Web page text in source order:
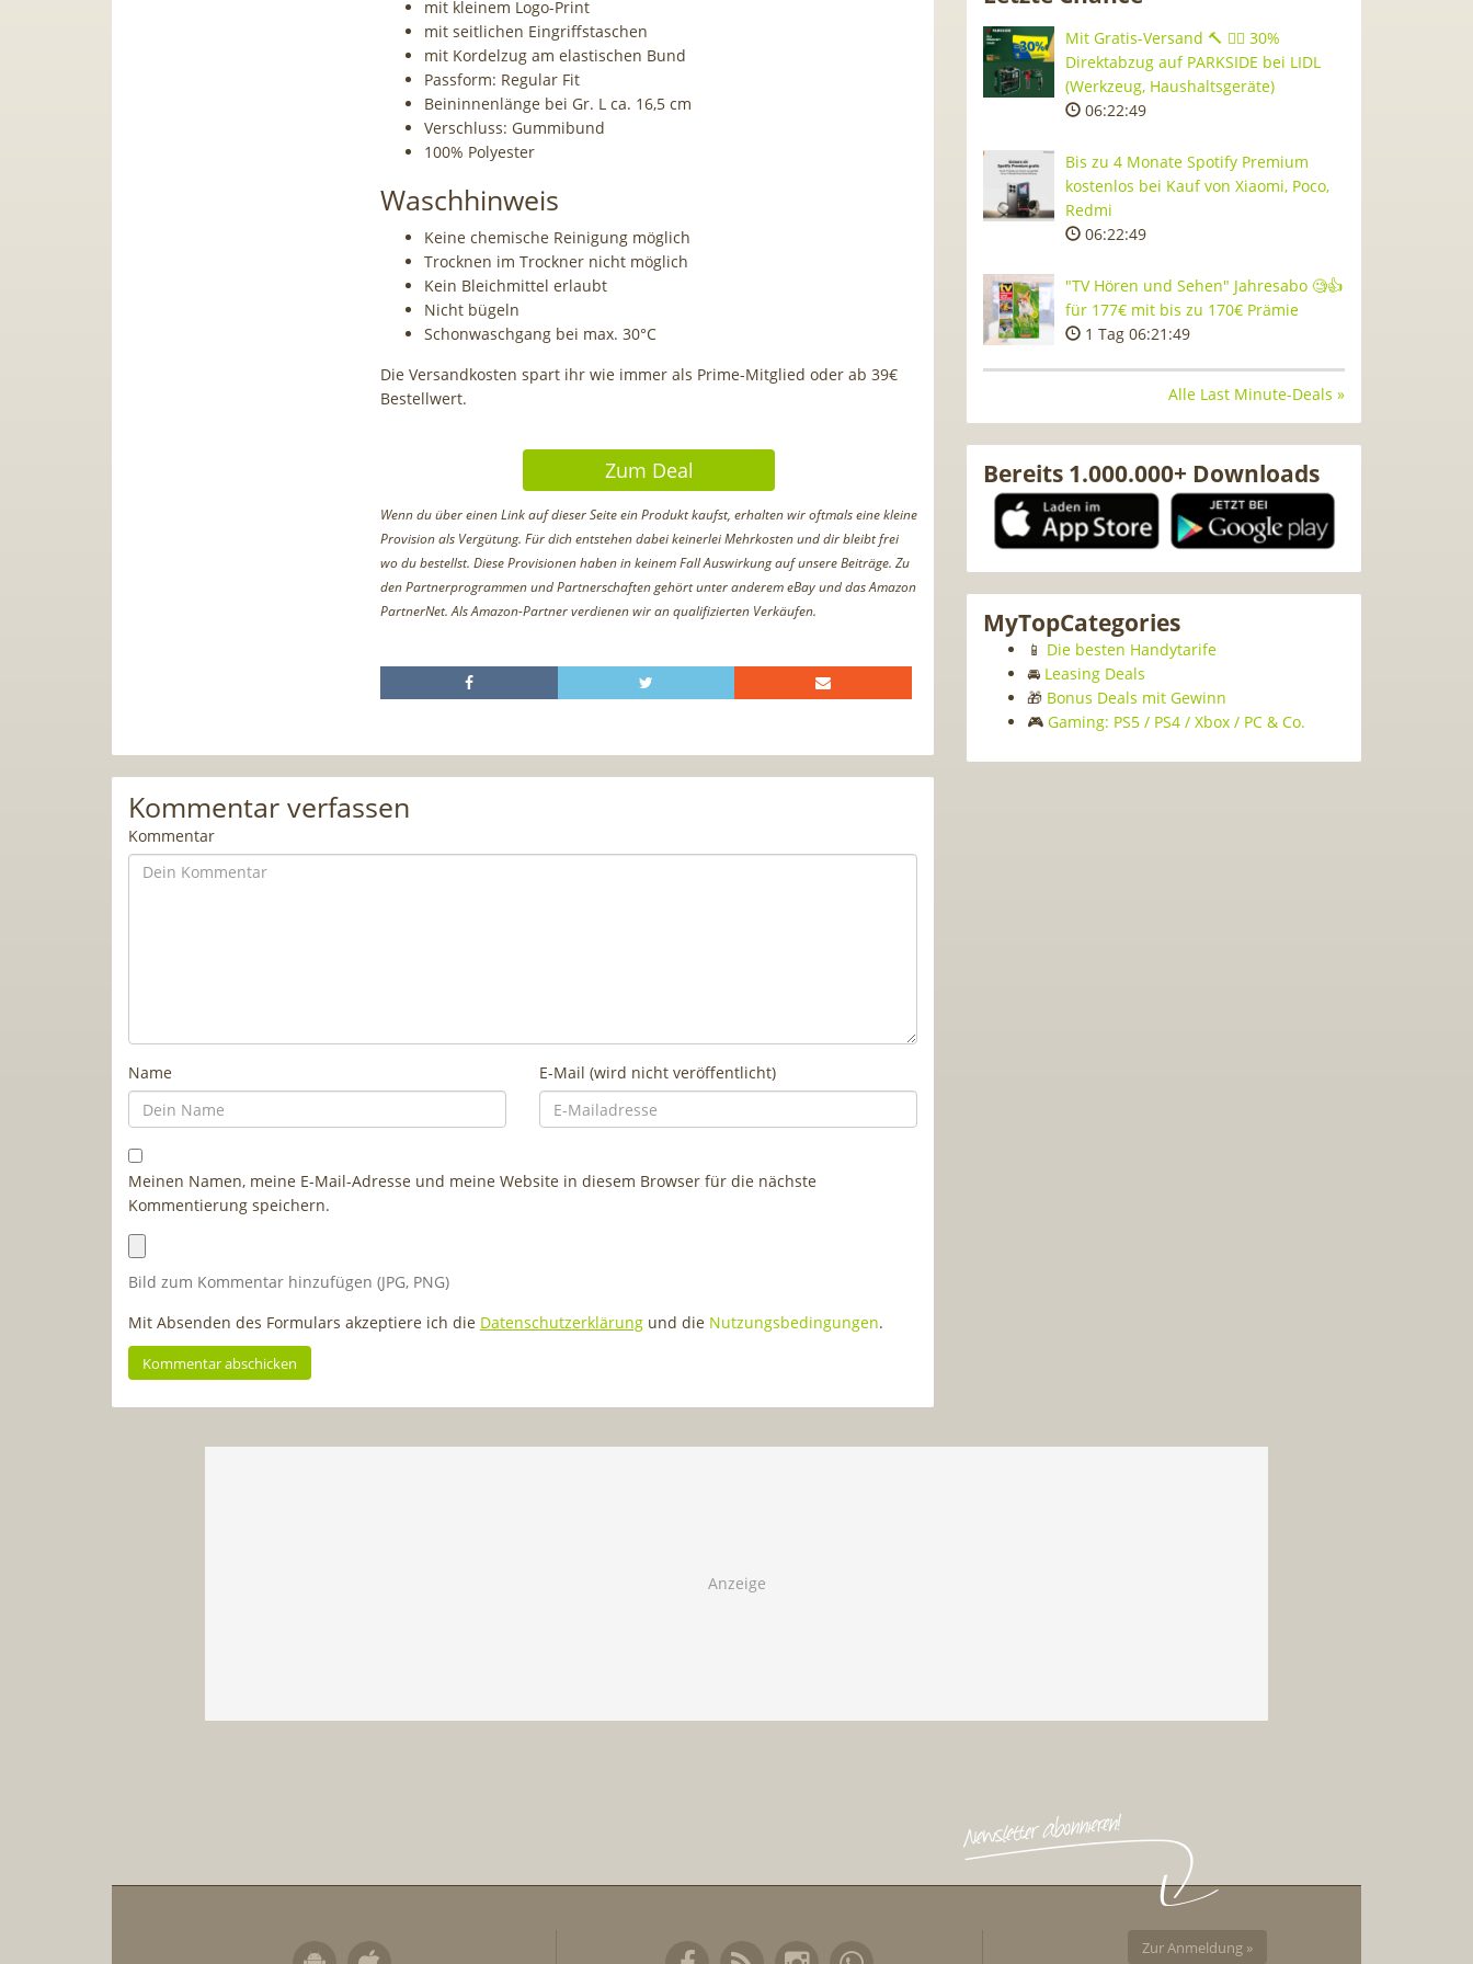
mit kleinem Logo-Print
mit seitlichen Eingriffstaschen
mit Kordelzug am elastischen Bund
Passform: Regular Fit
Beininnenlänge bei Gr. L ca. 16,5 cm
Verschluss: Gummibund
100% Polyester
Waschhinweis
Keine chemische Reinigung möglich
Trocknen im Trockner nicht möglich
Kein Bleichmittel erlaubt
Nicht bügeln
Schonwaschgang bei max. 30°C
Die Versandkosten spart ihr wie immer als Prime-Mitglied oder ab 39€
Bestellwert.
Zum Deal
Wenn du über einen Link auf dieser Seite ein Produkt kaufst, erhalten wir oftmals eine kleine
Provision als Vergütung. Für dich entstehen dabei keinerlei Mehrkosten und dir bleibt frei
wo du bestellst. Diese Provisionen haben in keinem Fall Auswirkung auf unsere Beiträge. Zu
den Partnerprogrammen und Partnerschaften gehört unter anderem eBay und das Amazon
PartnerNet. Als Amazon-Partner verdienen wir an qualifizierten Verkäufen.
Kommentar verfassen
Kommentar
Name E-Mail (wird nicht veröffentlicht)
Meinen Namen, meine E-Mail-Adresse und meine Website in diesem Browser für die nächste
Kommentierung speichern.
Bild zum Kommentar hinzufügen (JPG, PNG)
Mit Absenden des Formulars akzeptiere ich die Datenschutzerklärung und die Nutzungsbedingungen.
Mit Gratis-Versand 🔨 👷‍♂️ 30%
Direktabzug auf PARKSIDE bei LIDL
(Werkzeug, Haushaltsgeräte)
06:22:48
Bis zu 4 Monate Spotify Premium
kostenlos bei Kauf von Xiaomi, Poco,
Redmi
06:22:48
"TV Hören und Sehen" Jahresabo 🧐👍
für 177€ mit bis zu 170€ Prämie
1 Tag 06:21:48
Alle Last Minute-Deals »
Bereits 1.000.000+ Downloads
MyTopCategories
📱 Die besten Handytarife
🚘 Leasing Deals
🎁 Bonus Deals mit Gewinn
🎮 Gaming: PS5 / PS4 / Xbox / PC & Co.
Zur Anmeldung »